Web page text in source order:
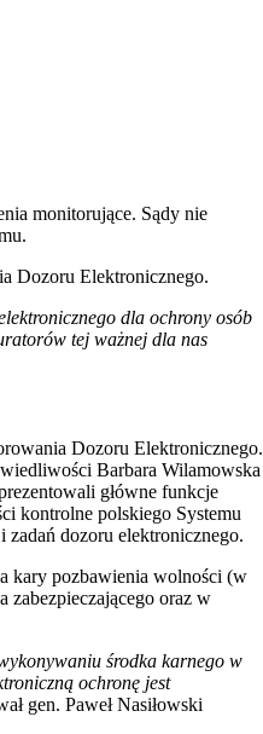
monitorujące. Sądy nie
Dozoru Elektronicznego.
dla ochrony osób
tej ważnej dla nas
Dozoru Elektronicznego.
Barbara Wilamowska
główne funkcje
kontrolne polskiego Systemu
zadań dozoru elektronicznego.
kary pozbawienia wolności (w
zabezpieczającego oraz w
środka karnego w
ochronę jest
gen. Paweł Nasiłowski